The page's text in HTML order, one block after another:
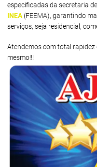
especificadas da secretaria
INEA (FEEMA), garantindo
serviços, seja residencial,
Atendemos com total
mesmo!!!